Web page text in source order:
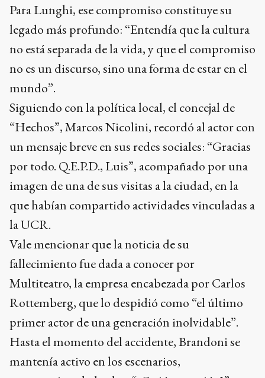
Para Lunghi, ese compromiso constituye su
legado más profundo: “Entendía que la cultura
no está separada de la vida, y que el compromiso
no es un discurso, sino una forma de estar en el
mundo”.
Siguiendo con la política local, el concejal de
“Hechos”, Marcos Nicolini, recordó al actor con
un mensaje breve en sus redes sociales: “Gracias
por todo. Q.E.P.D., Luis”, acompañado por una
imagen de una de sus visitas a la ciudad, en la
que habían compartido actividades vinculadas a
la UCR.
Vale mencionar que la noticia de su
fallecimiento fue dada a conocer por
Multiteatro, la empresa encabezada por Carlos
Rottemberg, que lo despidió como “el último
primer actor de una generación inolvidable”.
Hasta el momento del accidente, Brandoni se
mantenía activo en los escenarios,